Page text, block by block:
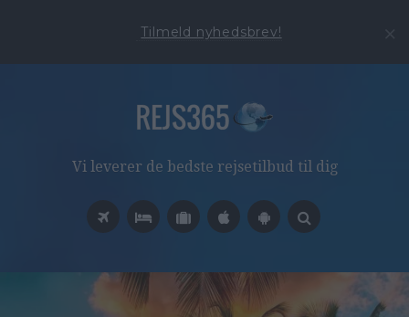
Tilmeld nyhedsbrev!
Vi leverer de bedste rejsetilbud til dig